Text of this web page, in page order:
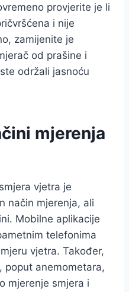
provjerite je li
i nije
zamijenite je
od prašine i
održali jasnoću
mjerenja
vjetra je
način mjerenja, ali
Mobilne aplikacije
telefonima
vjetra. Također,
poput anemometara,
mjerenje smjera i